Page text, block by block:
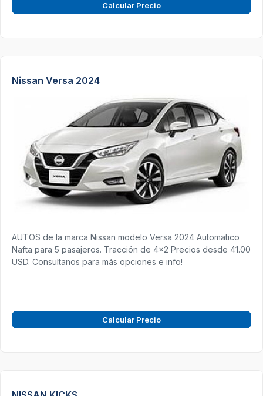
Calcular Precio
Nissan Versa 2024
AUTOS de la marca Nissan modelo Versa 2024 Automatico
Nafta para 5 pasajeros. Tracción de 4x2 Precios desde 41.00
USD. Consultanos para más opciones e info!
Calcular Precio